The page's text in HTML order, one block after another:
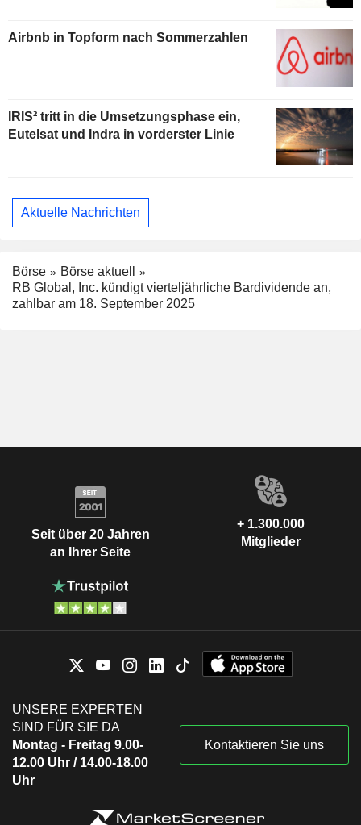
Airbnb in Topform nach Sommerzahlen
IRIS² tritt in die Umsetzungsphase ein,
Eutelsat und Indra in vorderster Linie
Aktuelle Nachrichten
Börse
Börse aktuell
RB Global, Inc. kündigt vierteljährliche Bardividende an,
zahlbar am 18. September 2025
Seit über 20 Jahren
an Ihrer Seite
+ 1.300.000
Mitglieder
UNSERE EXPERTEN
SIND FÜR SIE DA
Montag - Freitag 9.00-
12.00 Uhr / 14.00-18.00
Uhr
Kontaktieren Sie uns